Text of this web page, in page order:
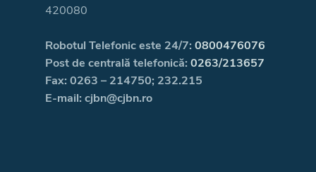
420080
Robotul Telefonic este 24/7: 0800476076
Post de centrală telefonică: 0263/213657
Fax: 0263 – 214750; 232.215
E-mail: cjbn@cjbn.ro